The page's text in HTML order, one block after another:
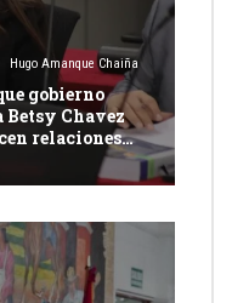
Hugo Amanque Chaiña
gobierno
Betsy Chavez
relaciones